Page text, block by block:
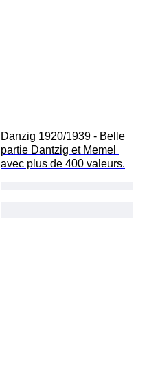
Danzig 1920/1939 - Belle
partie Dantzig et Memel
avec plus de 400 valeurs.